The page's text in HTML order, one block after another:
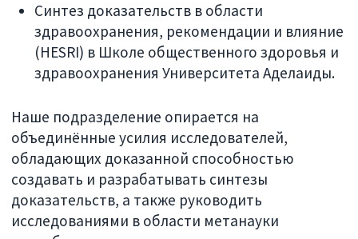
Синтез доказательств в области
здравоохранения, рекомендации и влияние
(HESRI) в Школе общественного здоровья и
здравоохранения Университета Аделаиды.
Наше подразделение опирается на
объединённые усилия исследователей,
обладающих доказанной способностью
создавать и разрабатывать синтезы
доказательств, а также руководить
исследованиями в области метанауки